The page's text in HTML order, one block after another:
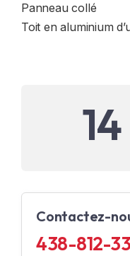
Panneau collé
Toit en aluminium
Contactez-
438-812-